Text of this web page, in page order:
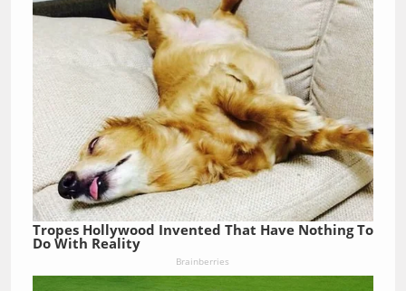
Tropes Hollywood Invented That Have Nothing To
Do With Reality
Brainberries